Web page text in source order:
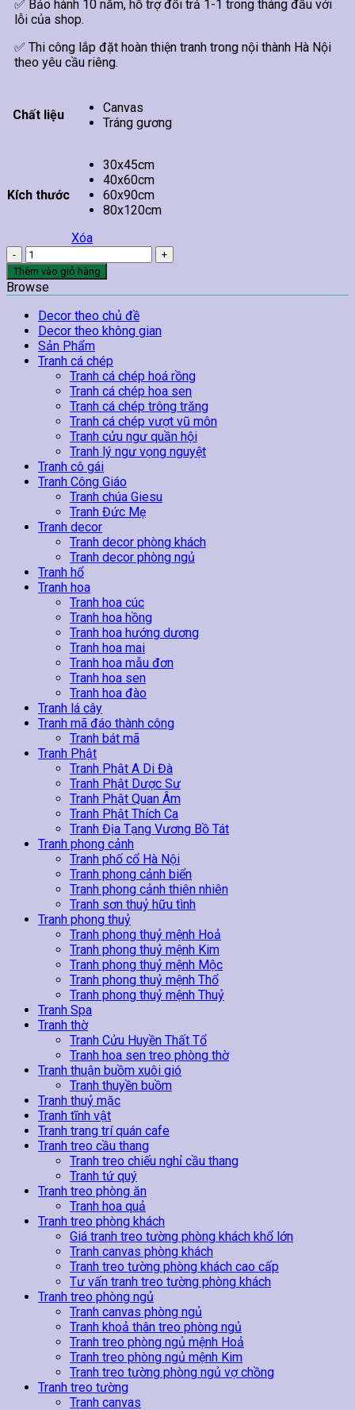
✅ Bảo hành 10 năm, hỗ trợ đổi trả 1-1 trong tháng đầu với
lỗi của shop.
✅ Thi công lắp đặt hoàn thiện tranh trong nội thành Hà Nội
theo yêu cầu riêng.
Chất liệu
Canvas
Tráng gương
Kích thước
30x45cm
40x60cm
60x90cm
80x120cm
Xóa
Tranh
Spa
Đá
Muối
Màu
Hồng
số
lượng
Thêm vào giỏ hàng
Browse
Decor theo chủ đề
Decor theo không gian
Sản Phẩm
Tranh cá chép
Tranh cá chép hoá rồng
Tranh cá chép hoa sen
Tranh cá chép trông trăng
Tranh cá chép vượt vũ môn
Tranh cửu ngư quần hội
Tranh lý ngư vọng nguyệt
Tranh cô gái
Tranh Công Giáo
Tranh chúa Giesu
Tranh Đức Mẹ
Tranh decor
Tranh decor phòng khách
Tranh decor phòng ngủ
Tranh hổ
Tranh hoa
Tranh hoa cúc
Tranh hoa hồng
Tranh hoa hướng dương
Tranh hoa mai
Tranh hoa mẫu đơn
Tranh hoa sen
Tranh hoa đào
Tranh lá cây
Tranh mã đáo thành công
Tranh bát mã
Tranh Phật
Tranh Phật A Di Đà
Tranh Phật Dược Sư
Tranh Phật Quan Âm
Tranh Phật Thích Ca
Tranh Địa Tạng Vương Bồ Tát
Tranh phong cảnh
Tranh phố cổ Hà Nội
Tranh phong cảnh biển
Tranh phong cảnh thiên nhiên
Tranh sơn thuỷ hữu tình
Tranh phong thuỷ
Tranh phong thuỷ mệnh Hoả
Tranh phong thuỷ mệnh Kim
Tranh phong thuỷ mệnh Mộc
Tranh phong thuỷ mệnh Thổ
Tranh phong thuỷ mệnh Thuỷ
Tranh Spa
Tranh thờ
Tranh Cửu Huyền Thất Tổ
Tranh hoa sen treo phòng thờ
Tranh thuận buồm xuôi gió
Tranh thuyền buồm
Tranh thuỷ mặc
Tranh tĩnh vật
Tranh trang trí quán cafe
Tranh treo cầu thang
Tranh treo chiếu nghỉ cầu thang
Tranh tứ quý
Tranh treo phòng ăn
Tranh hoa quả
Tranh treo phòng khách
Giá tranh treo tường phòng khách khổ lớn
Tranh canvas phòng khách
Tranh treo tường phòng khách cao cấp
Tư vấn tranh treo tường phòng khách
Tranh treo phòng ngủ
Tranh canvas phòng ngủ
Tranh khoả thân treo phòng ngủ
Tranh treo phòng ngủ mệnh Hoả
Tranh treo phòng ngủ mệnh Kim
Tranh treo tường phòng ngủ vợ chồng
Tranh treo tường
Tranh canvas